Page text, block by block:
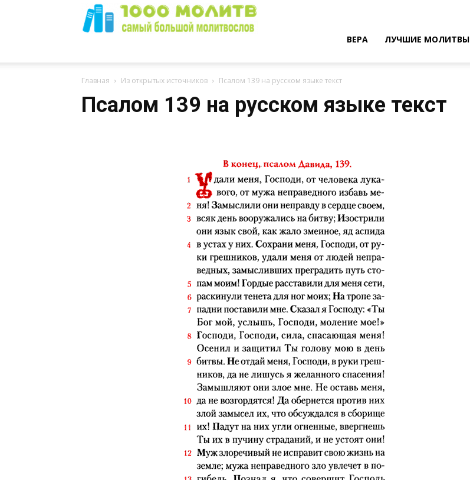
ВЕРА ЛУЧШИЕ МОЛИТВЫ
Главная Из открытых источников Псалом 139 на русском языке текст
Псалом 139 на русском языке текст